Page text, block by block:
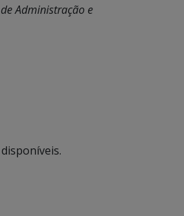
Administração e